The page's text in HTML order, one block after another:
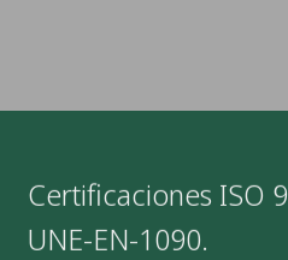
Certificaciones ISO
UNE-EN-1090.